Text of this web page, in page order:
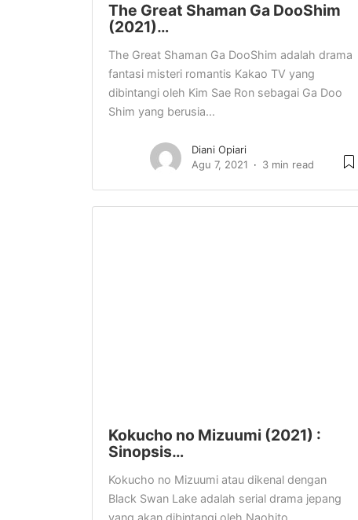
The Great Shaman Ga DooShim
(2021)…
The Great Shaman Ga DooShim adalah drama
fantasi misteri romantis Kakao TV yang
dibintangi oleh Kim Sae Ron sebagai Ga Doo
Shim yang berusia...
Diani Opiari
Agu 7, 2021
3 min read
Kokucho no Mizuumi (2021) :
Sinopsis…
Kokucho no Mizuumi atau dikenal dengan
Black Swan Lake adalah serial drama jepang
yang akan dibintangi oleh Naohito